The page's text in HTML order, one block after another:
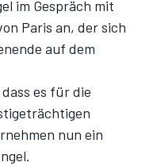
im Gespräch mit
Paris an, der sich
auf dem
es für die
nun ein